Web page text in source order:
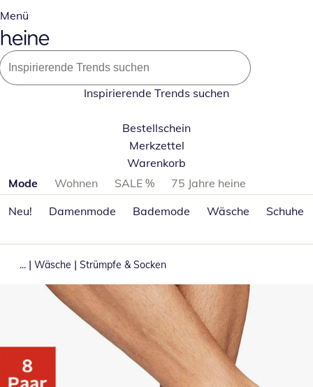
Menü
Inspirierende Trends suchen
Bestellschein
Merkzettel
Warenkorb
Produktkategorien überspringen
Mode Wohnen SALE %
75 Jahre heine
Neu!
Damenmode Bademode Wäsche Schuhe
... | Wäsche | Strümpfe & Socken